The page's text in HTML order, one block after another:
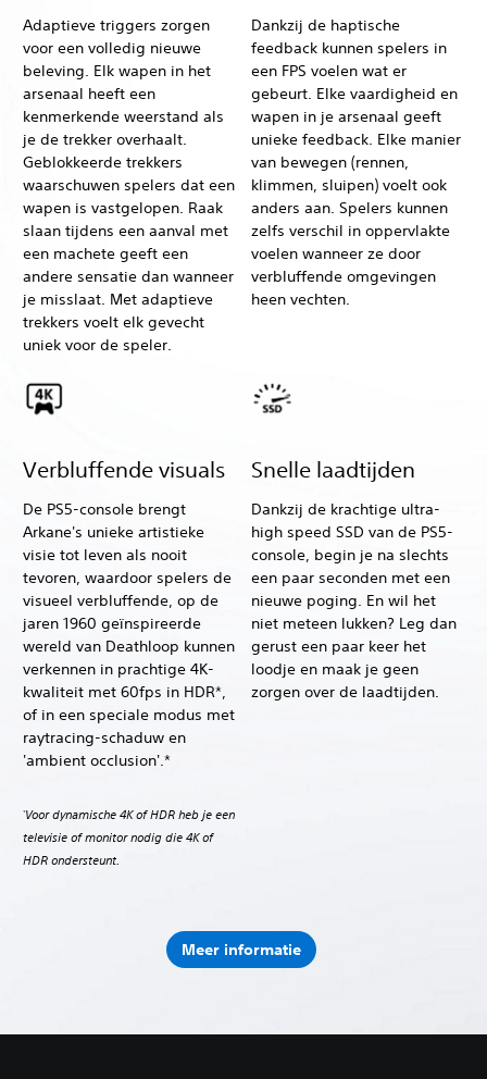
Adaptieve triggers zorgen
voor een volledig nieuwe
beleving. Elk wapen in het
arsenaal heeft een
kenmerkende weerstand als
je de trekker overhaalt.
Geblokkeerde trekkers
waarschuwen spelers dat een
wapen is vastgelopen. Raak
slaan tijdens een aanval met
een machete geeft een
andere sensatie dan wanneer
je misslaat. Met adaptieve
trekkers voelt elk gevecht
uniek voor de speler.
Dankzij de haptische
feedback kunnen spelers in
een FPS voelen wat er
gebeurt. Elke vaardigheid en
wapen in je arsenaal geeft
unieke feedback. Elke manier
van bewegen (rennen,
klimmen, sluipen) voelt ook
anders aan. Spelers kunnen
zelfs verschil in oppervlakte
voelen wanneer ze door
verbluffende omgevingen
heen vechten.
Verbluffende visuals
De PS5-console brengt
Arkane's unieke artistieke
visie tot leven als nooit
tevoren, waardoor spelers de
visueel verbluffende, op de
jaren 1960 geïnspireerde
wereld van Deathloop kunnen
verkennen in prachtige 4K-
kwaliteit met 60fps in HDR*,
of in een speciale modus met
raytracing-schaduw en
'ambient occlusion'.*
*Voor dynamische 4K of HDR heb je een
televisie of monitor nodig die 4K of
HDR ondersteunt.
Snelle laadtijden
Dankzij de krachtige ultra-
high speed SSD van de PS5-
console, begin je na slechts
een paar seconden met een
nieuwe poging. En wil het
niet meteen lukken? Leg dan
gerust een paar keer het
loodje en maak je geen
zorgen over de laadtijden.
Meer informatie